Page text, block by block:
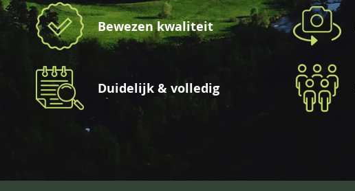
Bewezen kwaliteit
Duidelijk & volledig